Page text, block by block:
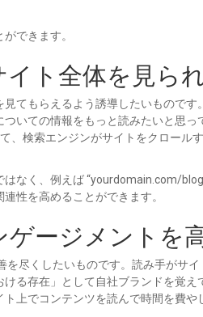
できます。
ト全体を見ら
てもらえるよう誘導したいもので
いての情報をもっと読みたいと思っ
検索エンジンがサイトをクロール
なく、例えば “yourdomain.com/
性を高めることができます。
ージメントを
尽くしたいものです。読み手がサ
る存在」として自社ブランドを覚
上でコンテンツを読んで時間を費